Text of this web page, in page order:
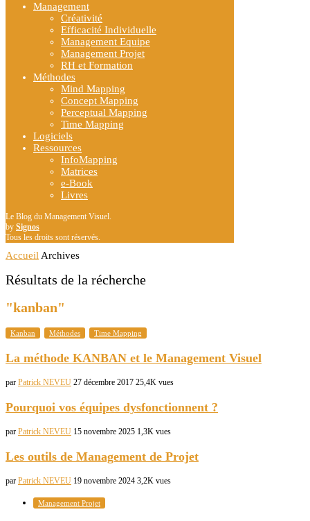
Management
Créativité
Efficacité Individuelle
Management Equipe
Management Projet
RH et Formation
Méthodes
Mind Mapping
Concept Mapping
Perceptual Mapping
Time Mapping
Logiciels
Ressources
InfoMapping
Matrices
e-Book
Livres
Le Blog du Management Visuel.
by Signos
Tous les droits sont réservés.
Accueil Archives
Résultats de la récherche
"kanban"
Kanban Méthodes Time Mapping
La méthode KANBAN et le Management Visuel
par Patrick NEVEU 27 décembre 2017 25,4K vues
Pourquoi vos équipes dysfonctionnent ?
par Patrick NEVEU 15 novembre 2025 1,3K vues
Les outils de Management de Projet
par Patrick NEVEU 19 novembre 2024 3,2K vues
Management Projet